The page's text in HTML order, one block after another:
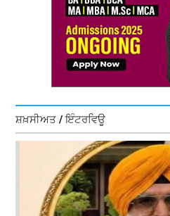
ਸ਼ਖ਼ਸੀਅਤ / ਇੰਟਰਵਿਊ